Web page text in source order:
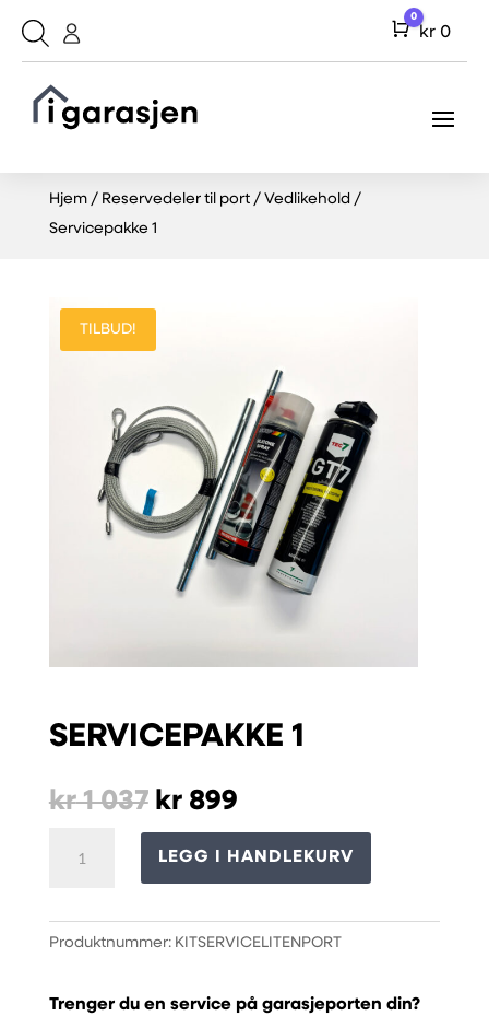
Cart
0
kr 0
Hjem/ Reservedeler til port/ Vedlikehold /
Servicepakke 1
TILBUD!
SERVICEPAKKE 1
kr1 037 Opprinnelig
pris
var:
kr 1
037.
kr899Nåværende
pris
er:
kr 899.
LEGG I HANDLEKURV
Produktnummer: KITSERVICELITENPORT
Trenger du en service på garasjeporten din?